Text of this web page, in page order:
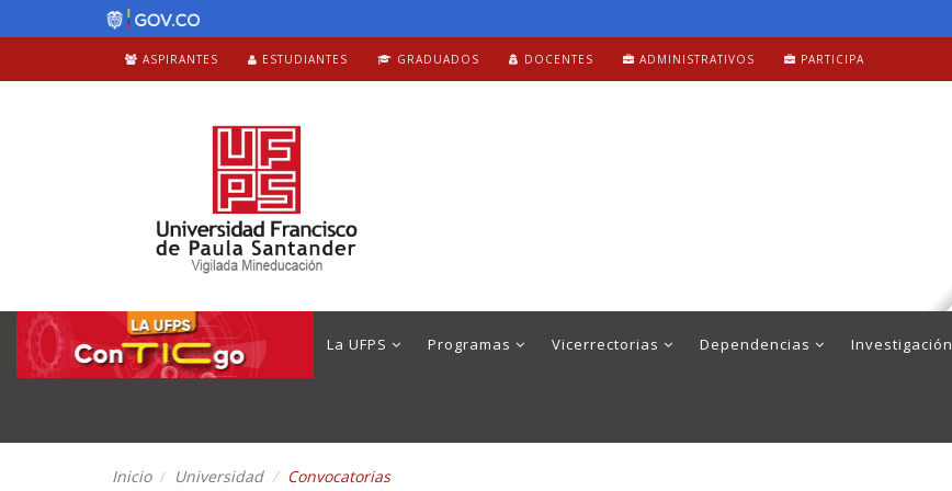
ASPIRANTES ESTUDIANTES GRADUADOS DOCENTES ADMINISTRATIVOS PARTICIPA
La UFPS Programas Vicerrectorias Dependencias Investigación
Inicio Universidad Convocatorias